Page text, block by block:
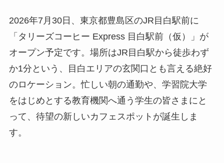
2026年7月30日、東京都豊島区のJR目白駅前に
「タリーズコーヒー Express 目白駅前（仮）」が
オープン予定です。場所はJR目白駅から徒歩わず
か1分という、目白エリアの玄関口とも言える絶好
のロケーション。忙しい朝の通勤や、学習院大学
をはじめとする教育機関へ通う学生の皆さまにと
って、待望の新しいカフェスポットが誕生しま
す。